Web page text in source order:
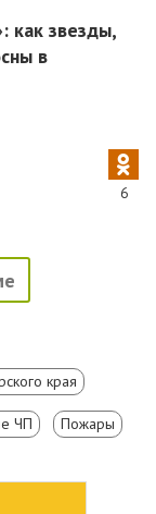
как звезды,
в
6
края
ЧП Пожары